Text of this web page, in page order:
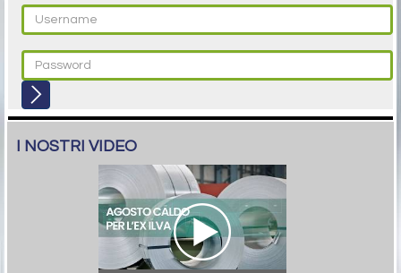
I NOSTRI VIDEO